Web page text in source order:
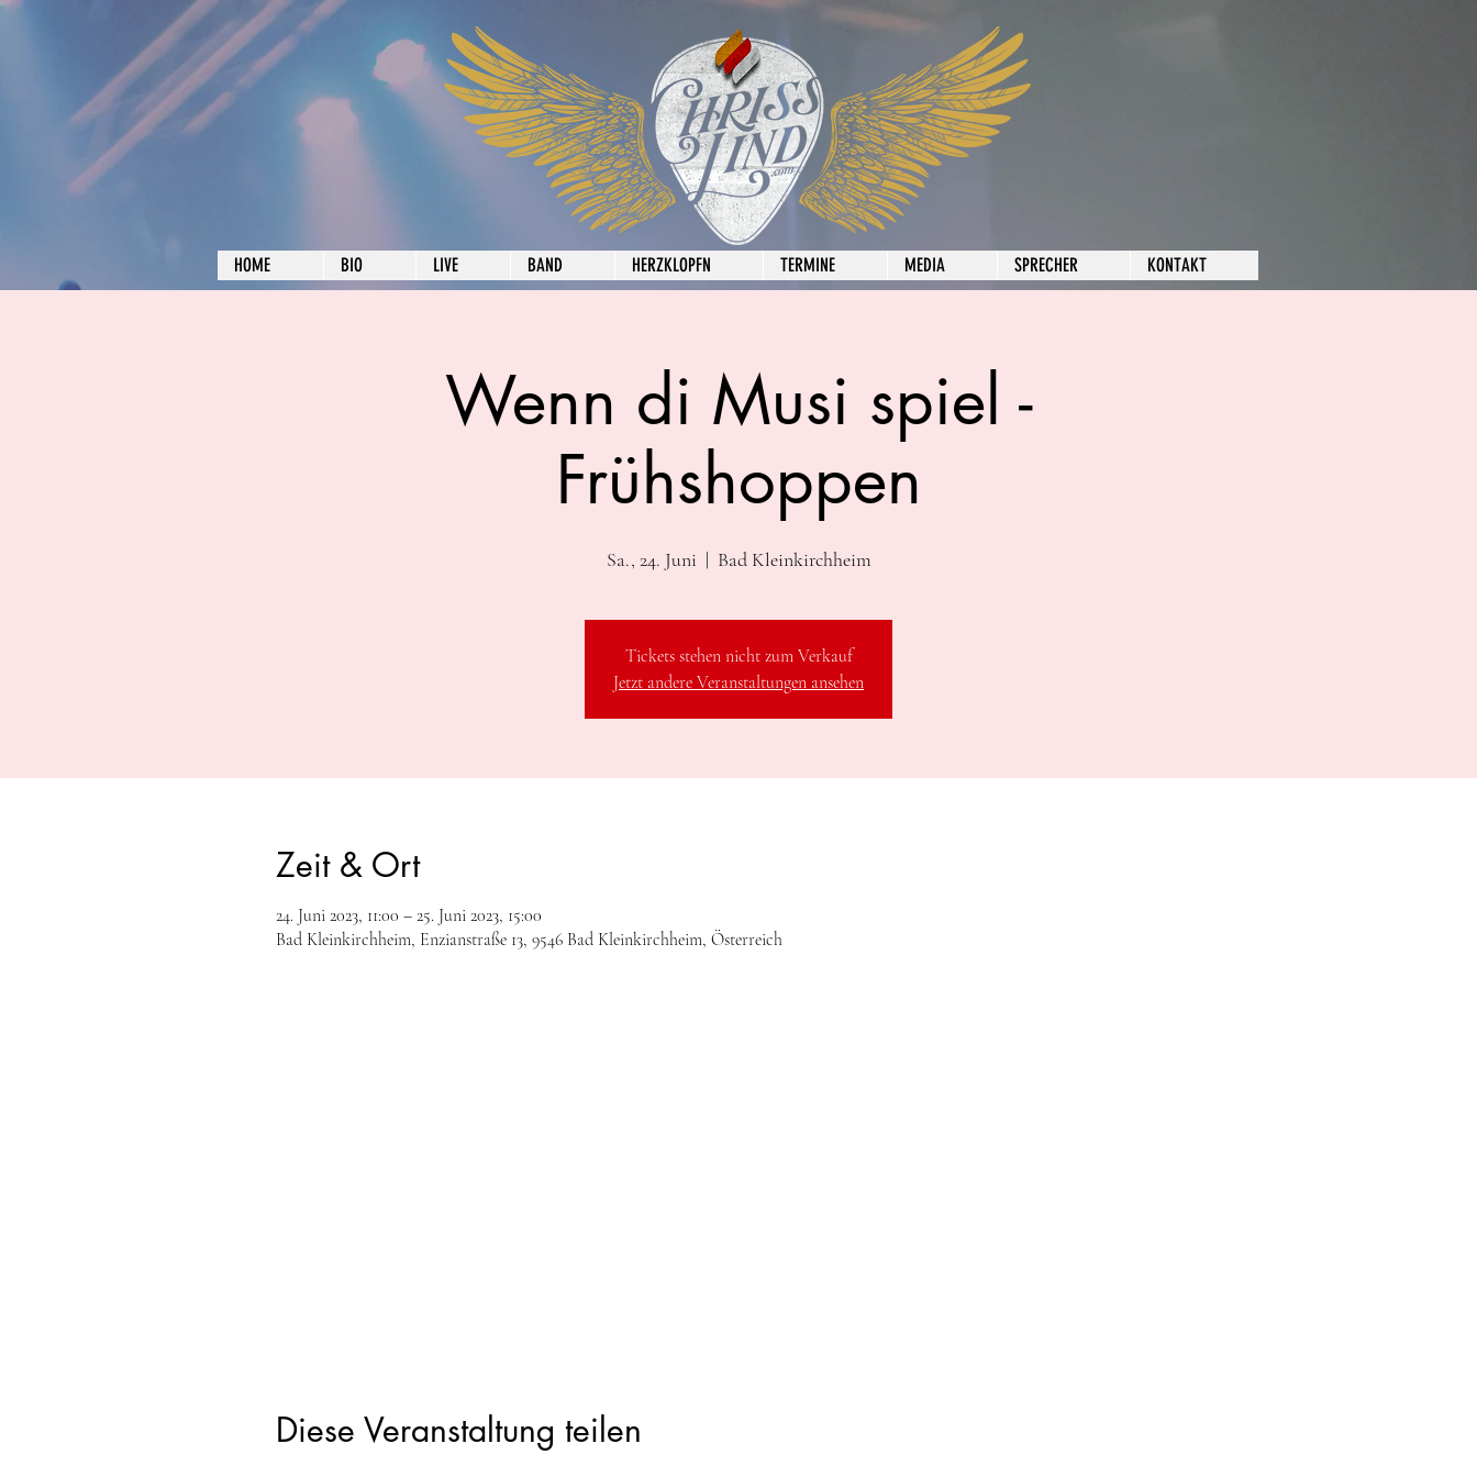
HOME BIO LIVE BAND HERZKLOPFN TERMINE MEDIA SPRECHER KONTAKT
Wenn di Musi spiel -
Frühshoppen
Sa., 24. Juni
  |
Bad Kleinkirchheim
Tickets stehen nicht zum Verkauf
Jetzt andere Veranstaltungen ansehen
Zeit & Ort
24. Juni 2023, 11:00 – 25. Juni 2023, 15:00
Bad Kleinkirchheim, Enzianstraße 13, 9546 Bad Kleinkirchheim, Österreich
Diese Veranstaltung teilen